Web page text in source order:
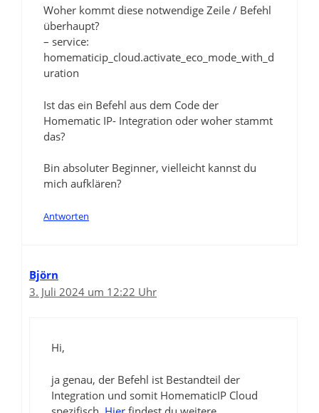
Woher kommt diese notwendige Zeile / Befehl
überhaupt?
– service:
homematicip_cloud.activate_eco_mode_with_d
uration
Ist das ein Befehl aus dem Code der
Homematic IP- Integration oder woher stammt
das?
Bin absoluter Beginner, vielleicht kannst du
mich aufklären?
Antworten
Björn
3. Juli 2024 um 12:22 Uhr
Hi,
ja genau, der Befehl ist Bestandteil der
Integration und somit HomematicIP Cloud